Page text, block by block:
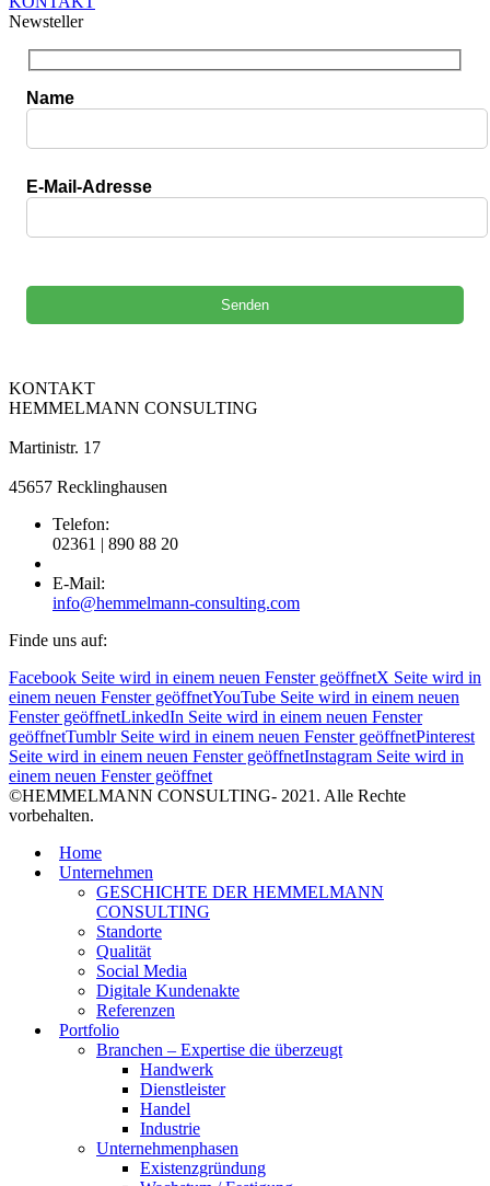
Newsteller
Name
E-Mail-Adresse
KONTAKT
HEMMELMANN CONSULTING
Martinistr. 17
45657 Recklinghausen
Telefon:
02361 | 890 88 20
E-Mail:
info@hemmelmann-consulting.com
Finde uns auf:
Facebook Seite wird in einem neuen Fenster geöffnetX Seite wird in
einem neuen Fenster geöffnetYouTube Seite wird in einem neuen
Fenster geöffnetLinkedIn Seite wird in einem neuen Fenster
geöffnetTumblr Seite wird in einem neuen Fenster geöffnetPinterest
Seite wird in einem neuen Fenster geöffnetInstagram Seite wird in
einem neuen Fenster geöffnet
©HEMMELMANN CONSULTING- 2021. Alle Rechte
vorbehalten.
Home
Unternehmen
GESCHICHTE DER HEMMELMANN
CONSULTING
Standorte
Qualität
Social Media
Digitale Kundenakte
Referenzen
Portfolio
Branchen – Expertise die überzeugt
Handwerk
Dienstleister
Handel
Industrie
Unternehmenphasen
Existenzgründung